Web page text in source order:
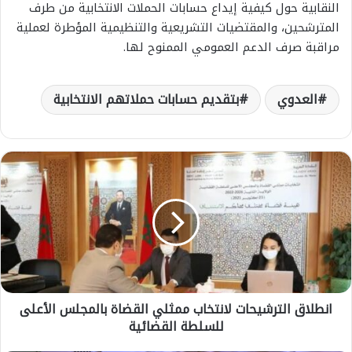
النقابية حول كيفية إيداع حسابات الحملات الانتخابية من طرف
المترشحين، والمقتضيات التشريعية والتنظيمية المؤطرة لعملية
مراقبة صرف الدعم العمومي الممنوح لها.
العدوي بتقديم حسابات حملاتهم الانتخابية
ا
ن
ط
ل
ا
ق
ا
ل
ت
انطلاق الترشيحات لانتخاب ممثلي القضاة بالمجلس الأعلى
للسلطة القضائية